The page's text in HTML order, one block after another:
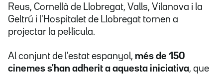
Reus, Cornellà de Llobregat, Valls, Vilanova i la
Geltrú i l'Hospitalet de Llobregat tornen a
projectar la pel·lícula.
Al conjunt de l'estat espanyol, més de 150
cinemes s'han adherit a aquesta iniciativa, que